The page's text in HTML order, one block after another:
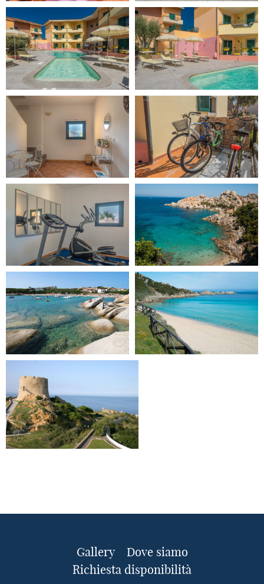
Gallery
Dove siamo
Richiesta disponibilità